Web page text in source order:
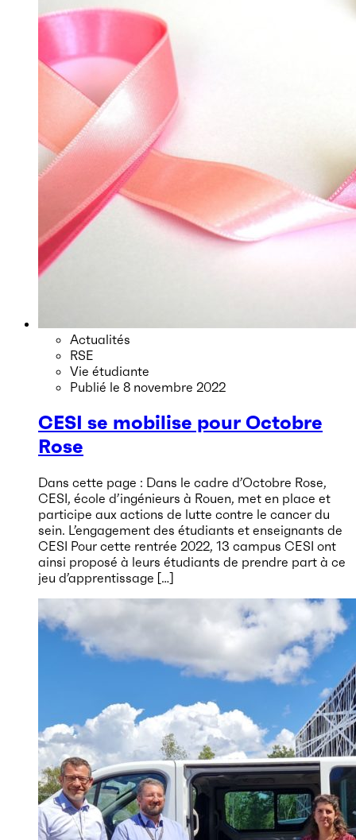
Actualités
RSE
Vie étudiante
Publié le 8 novembre 2022
CESI se mobilise pour Octobre
Rose
Dans cette page : Dans le cadre d’Octobre Rose,
CESI, école d’ingénieurs à Rouen, met en place et
participe aux actions de lutte contre le cancer du
sein. L’engagement des étudiants et enseignants de
CESI Pour cette rentrée 2022, 13 campus CESI ont
ainsi proposé à leurs étudiants de prendre part à ce
jeu d’apprentissage […]